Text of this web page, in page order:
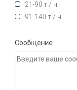
21-90 т / ч
91-140 т / ч
Сообщение